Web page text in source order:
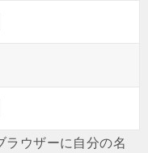
ラウザーに自分の名